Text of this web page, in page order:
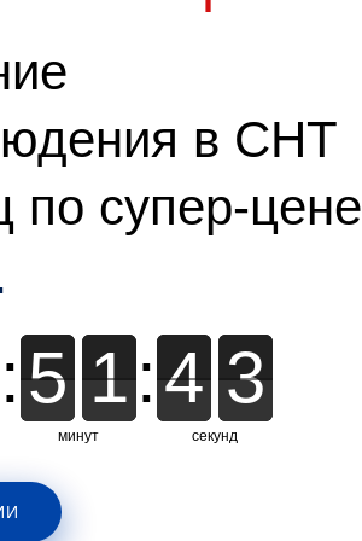
в СНТ
по супер-цене
:
минут
5
5 1
1:
секунд
4
4 2
2
2